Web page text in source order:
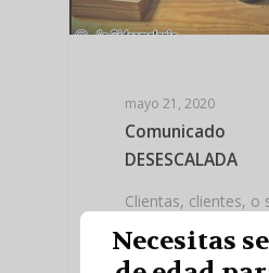
mayo 21, 2020
Comunicado
DESESCALADA
Clientas, clientes, o
curiosos, hola a
pasado ya unas
Necesitas